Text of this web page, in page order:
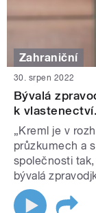
Zahraniční
30. srpen 2022
Bývalá
k
„Kreml je v
průzkumech a
společnosti
bývalá